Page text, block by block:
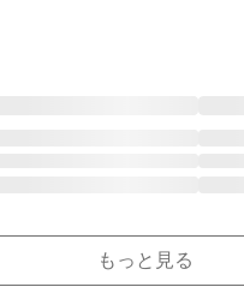
もっと見る